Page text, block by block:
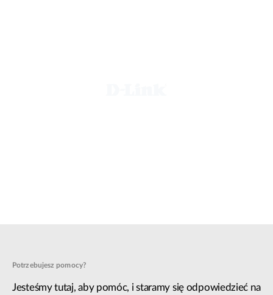
Potrzebujesz pomocy?
Jesteśmy tutaj, aby pomóc, i staramy się odpowiedzieć na